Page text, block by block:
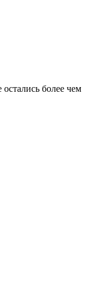
более чем